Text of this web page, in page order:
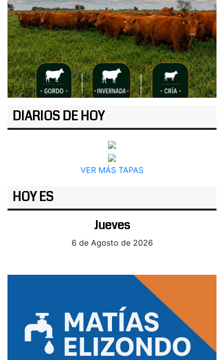
DIARIOS DE HOY
VER MÁS TAPAS
HOY ES
Jueves
6 de Agosto de 2026